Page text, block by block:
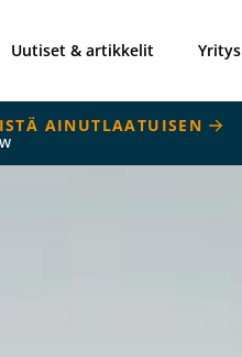
Uutiset & artikkelit Yritys
AINUTLAATUISEN